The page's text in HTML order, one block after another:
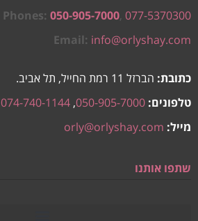
Phones: 050-905-7000, 077-5370300
Email: info@orlyshay.com
כתובת: הברזל 11 רמת החייל, תל אביב.
טלפונים: 050-905-7000
,
074-740-1144
מייל: orly@orlyshay.com
שתפו אותנו